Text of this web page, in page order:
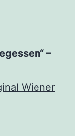
–
Wiener